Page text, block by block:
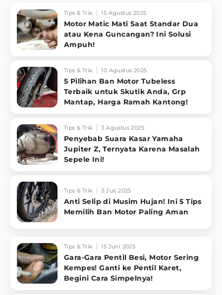
Tips & Trik 15 Agustus 2025
Motor Matic Mati Saat Standar Dua
atau Kena Guncangan? Ini Solusi
Ampuh!
Tips & Trik 10 Agustus 2025
5 Pilihan Ban Motor Tubeless
Terbaik untuk Skutik Anda, Grp
Mantap, Harga Ramah Kantong!
Tips & Trik 3 Agustus 2025
Penyebab Suara Kasar Yamaha
Jupiter Z, Ternyata Karena Masalah
Sepele Ini!
Tips & Trik 3 Juli 2025
Anti Selip di Musim Hujan! Ini 5 Tips
Memilih Ban Motor Paling Aman
Tips & Trik 15 Juni 2025
Gara-Gara Pentil Besi, Motor Sering
Kempes! Ganti ke Pentil Karet,
Begini Cara Simpelnya!